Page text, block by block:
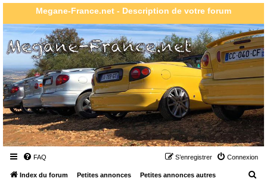
Megane-France.net - Description de votre forum
FAQ Connexion
S’enregistrer
Index du forum Petites annonces Petites annonces autres